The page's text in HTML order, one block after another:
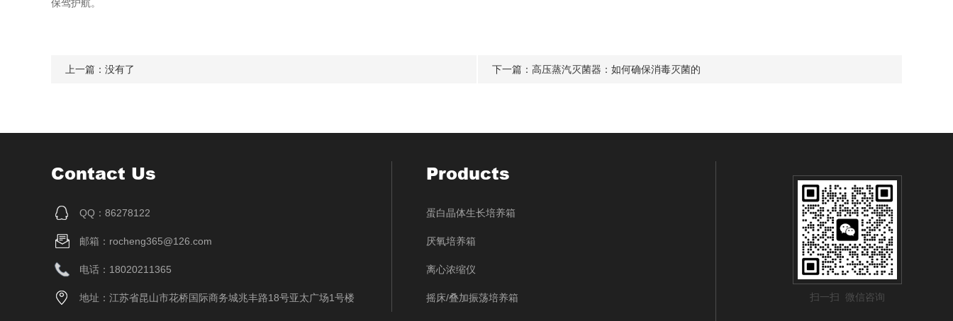
保驾护航。
上一篇：没有了 下一篇： 高压蒸汽灭菌器：如何确保消毒灭菌的
Contact Us
QQ：86278122
邮箱：rocheng365@126.com
电话：18020211365
地址：江苏省昆山市花桥国际商务城兆丰路18号亚太广场1号楼
Products
蛋白晶体生长培养箱
厌氧培养箱
离心浓缩仪
摇床/叠加振荡培养箱 扫一扫 微信咨询